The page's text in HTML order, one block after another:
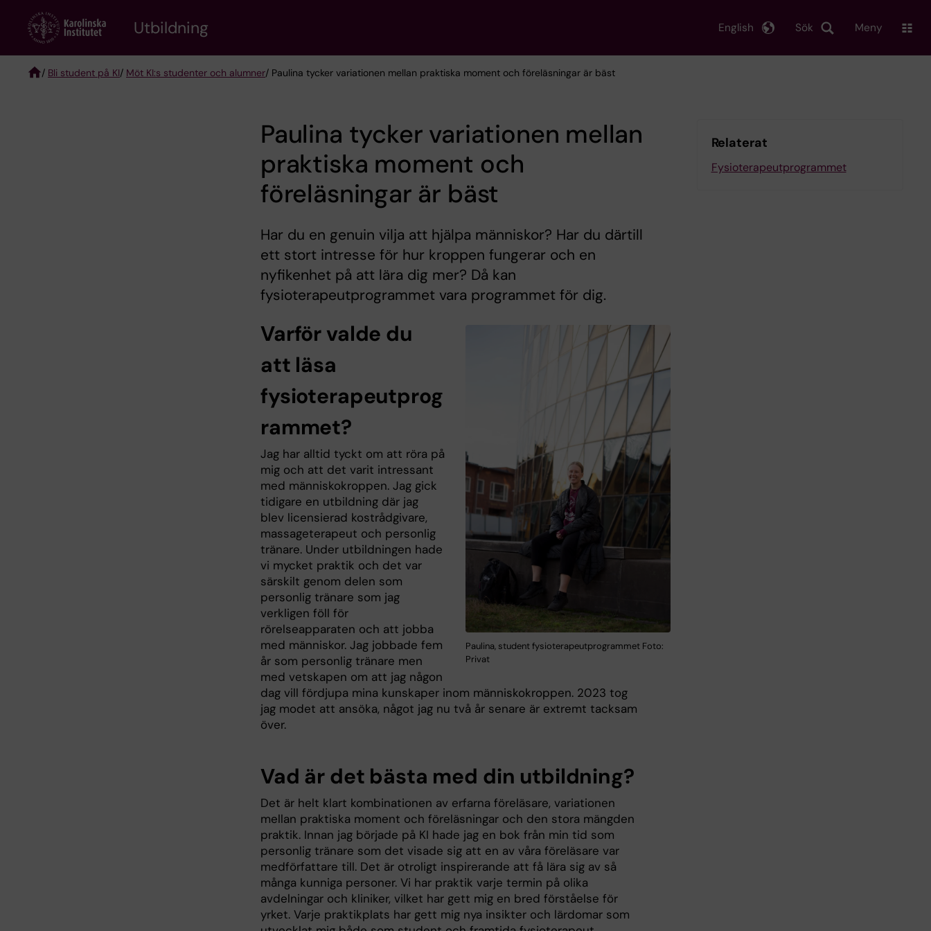
content
Utbildning Sök
English Meny
/ Bli student på KI/ Möt KI:s studenter och alumner/ Paulina tycker variationen mellan praktiska moment och föreläsningar är bäst
Paulina tycker variationen mellan
praktiska moment och
föreläsningar är bäst
Har du en genuin vilja att hjälpa människor? Har du därtill
ett stort intresse för hur kroppen fungerar och en
nyfikenhet på att lära dig mer? Då kan
fysioterapeutprogrammet vara programmet för dig.
Paulina, student fysioterapeutprogrammet Foto:
Privat
Varför valde du
att läsa
fysioterapeutprog
rammet?
Jag har alltid tyckt om att röra på
mig och att det varit intressant
med människokroppen. Jag gick
tidigare en utbildning där jag
blev licensierad kostrådgivare,
massageterapeut och personlig
tränare. Under utbildningen hade
vi mycket praktik och det var
särskilt genom delen som
personlig tränare som jag
verkligen föll för
rörelseapparaten och att jobba
med människor. Jag jobbade fem
år som personlig tränare men
med vetskapen om att jag någon
dag vill fördjupa mina kunskaper inom människokroppen. 2023 tog
jag modet att ansöka, något jag nu två år senare är extremt tacksam
över.
Vad är det bästa med din utbildning?
Det är helt klart kombinationen av erfarna föreläsare, variationen
mellan praktiska moment och föreläsningar och den stora mängden
praktik. Innan jag började på KI hade jag en bok från min tid som
personlig tränare som det visade sig att en av våra föreläsare var
medförfattare till. Det är otroligt inspirerande att få lära sig av så
många kunniga personer. Vi har praktik varje termin på olika
avdelningar och kliniker, vilket har gett mig en bred förståelse för
yrket. Varje praktikplats har gett mig nya insikter och lärdomar som
Relaterat
Fysioterapeutprogrammet